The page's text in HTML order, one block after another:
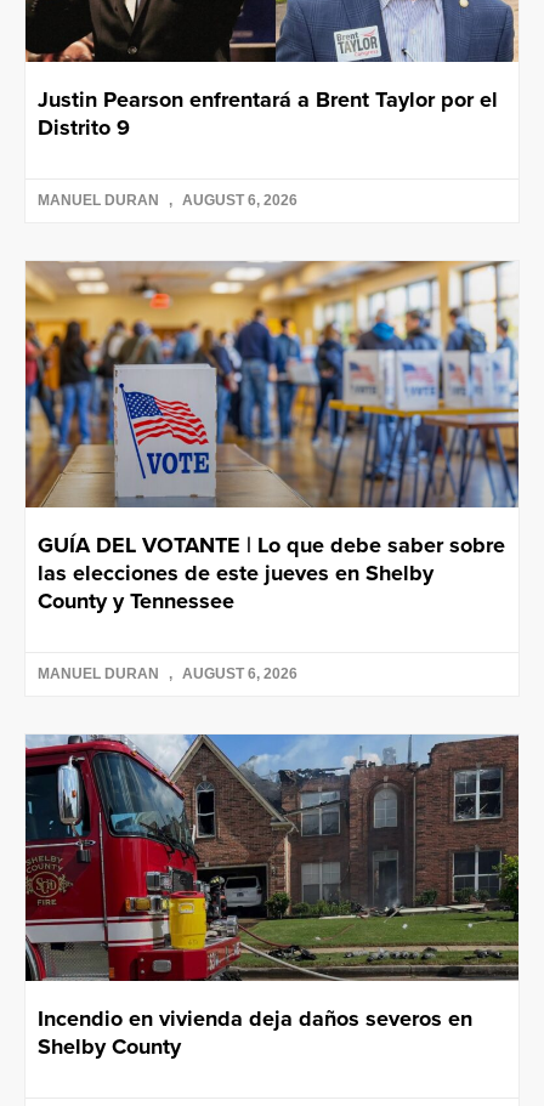
Justin Pearson enfrentará a Brent Taylor por el
Distrito 9
MANUEL DURAN AUGUST 6, 2026
GUÍA DEL VOTANTE | Lo que debe saber sobre
las elecciones de este jueves en Shelby
County y Tennessee
MANUEL DURAN AUGUST 6, 2026
Incendio en vivienda deja daños severos en
Shelby County